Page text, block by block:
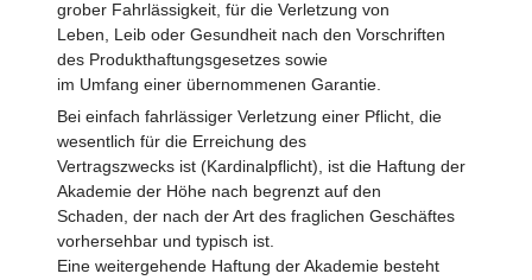
grober Fahrlässigkeit, für die Verletzung von
Leben, Leib oder Gesundheit nach den Vorschriften
des Produkthaftungsgesetzes sowie
im Umfang einer übernommenen Garantie.
Bei einfach fahrlässiger Verletzung einer Pflicht, die
wesentlich für die Erreichung des
Vertragszwecks ist (Kardinalpflicht), ist die Haftung der
Akademie der Höhe nach begrenzt auf den
Schaden, der nach der Art des fraglichen Geschäftes
vorhersehbar und typisch ist.
Eine weitergehende Haftung der Akademie besteht